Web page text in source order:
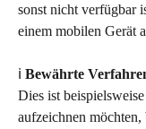
sonst nicht verfügbar
einem mobilen Gerät
ℹ️ Bewährte
Dies ist
aufzeichnen